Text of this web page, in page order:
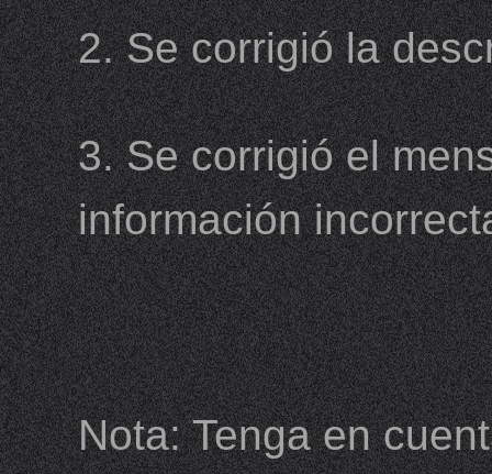
2. Se corrigió la
3. Se corrigió el
información
Nota: Tenga en